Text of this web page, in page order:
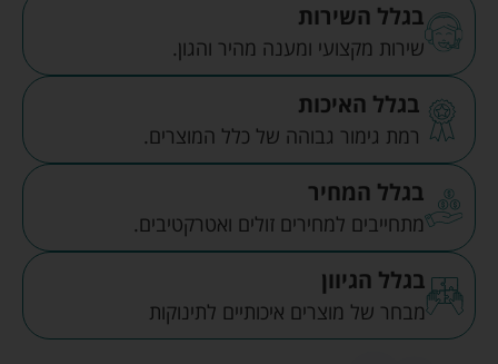
בגלל השירות
שירות מקצועי ומענה מהיר והגון.
בגלל האיכות
רמת גימור גבוהה של כלל המוצרים.
בגלל המחיר
מתחייבים למחירים זולים ואטרקטיבים.
בגלל הגיוון
מבחר של מוצרים איכותיים לתינוקות